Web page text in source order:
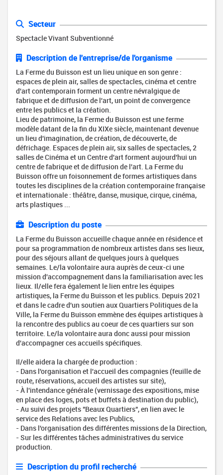
Secteur
Spectacle Vivant Subventionné
Description de l'entreprise/de l'organisme
La Ferme du Buisson est un lieu unique en son genre :
espaces de plein air, salles de spectacles, cinéma et centre
d'art contemporain forment un centre névralgique de
fabrique et de diffusion de l'art, un point de convergence
entre les publics et la création.
Lieu de patrimoine, la Ferme du Buisson est une ferme
modèle datant de la fin du XIXe siècle, maintenant devenue
un lieu d'imagination, de création, de découverte, de
défrichage. Espaces de plein air, six salles de spectacles, 2
salles de Cinéma et un Centre d'art forment aujourd'hui un
centre de fabrique et de diffusion de l'art. La Ferme du
Buisson offre un foisonnement de formes artistiques dans
toutes les disciplines de la création contemporaine française
et internationale : théâtre, danse, musique, cirque, cinéma,
arts plastiques ...
Description du poste
La Ferme du Buisson accueille chaque année en résidence et
pour sa programmation de nombreux artistes dans ses lieux,
pour des séjours allant de quelques jours à quelques
semaines. Le/la volontaire aura auprès de ceux-ci une
mission d'accompagnement dans la familiarisation avec les
lieux. Il/elle fera également le lien entre les équipes
artistiques, la Ferme du Buisson et les publics. Depuis 2021
et dans le cadre d'un soutien aux Quartiers Politiques de la
Ville, la Ferme du Buisson emmène des équipes artistiques à
la rencontre des publics au coeur de ces quartiers sur son
territoire. Le/la volontaire aura donc aussi pour mission
d'accompagner ces accueils spécifiques.
Il/elle aidera la chargée de production :
- Dans l'organisation et l'accueil des compagnies (feuille de
route, réservations, accueil des artistes sur site),
- À l'intendance générale (vernissage des expositions, mise
en place des loges, pots et buffets à destination du public),
- Au suivi des projets "Beaux Quartiers", en lien avec le
service des Relations avec les Publics,
- Dans l'organisation des différentes missions de la Direction,
- Sur les différentes tâches administratives du service
production.
Description du profil recherché